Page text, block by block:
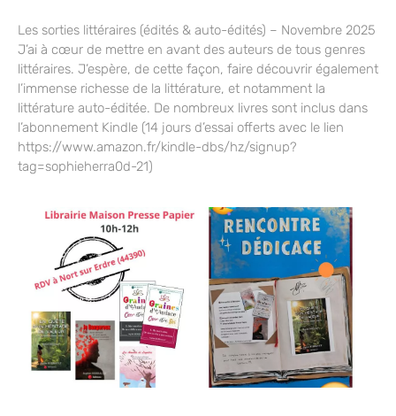
Les sorties littéraires (édités & auto-édités) – Novembre 2025
J’ai à cœur de mettre en avant des auteurs de tous genres
littéraires. J’espère, de cette façon, faire découvrir également
l’immense richesse de la littérature, et notamment la
littérature auto-éditée. De nombreux livres sont inclus dans
l’abonnement Kindle (14 jours d’essai offerts avec le lien
https://www.amazon.fr/kindle-dbs/hz/signup?
tag=sophieherra0d-21)